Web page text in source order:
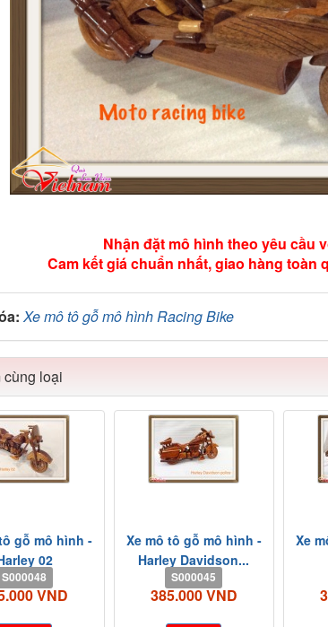
Nhận đặt mô hình theo yêu cầu
Cam kết giá chuẩn nhất, giao hàng toàn
Xe mô tô gỗ mô hình Racing Bike
loại
gỗ mô hình -
02
S000048
VND
Xe mô tô gỗ mô hình -
Harley Davidson...
S000045
385.000 VND
Xe